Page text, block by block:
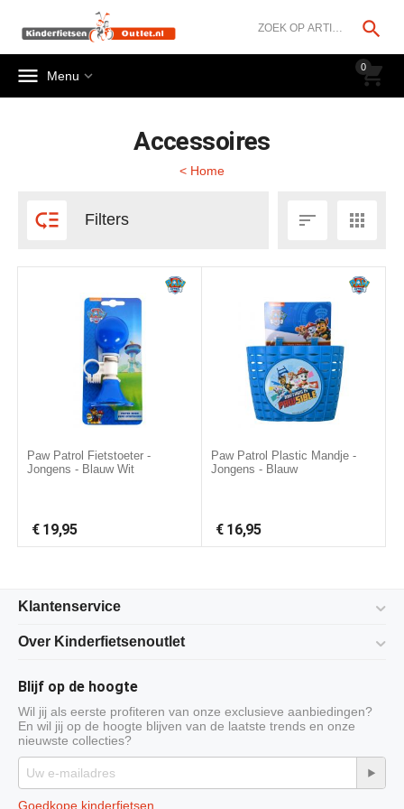

0

 Menu 
Accessoires
< Home
 Filters  
Paw Patrol Fietstoeter -
Jongens - Blauw Wit
€ 19,95
Paw Patrol Plastic Mandje -
Jongens - Blauw
€ 16,95
Klantenservice
Over Kinderfietsenoutlet
Blijf op de hoogte
Wil jij als eerste profiteren van onze exclusieve aanbiedingen?
En wil jij op de hoogte blijven van de laatste trends en onze
nieuwste collecties?
Goedkope kinderfietsen